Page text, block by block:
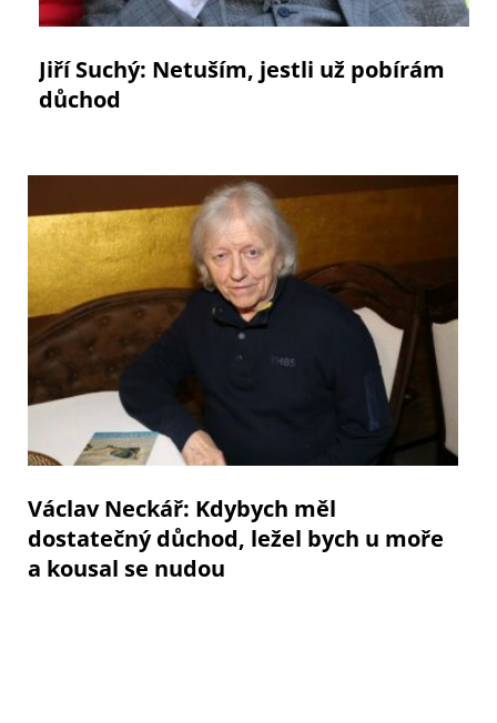
Jiří Suchý: Netuším, jestli už pobírám
důchod
Václav Neckář: Kdybych měl
dostatečný důchod, ležel bych u moře
a kousal se nudou